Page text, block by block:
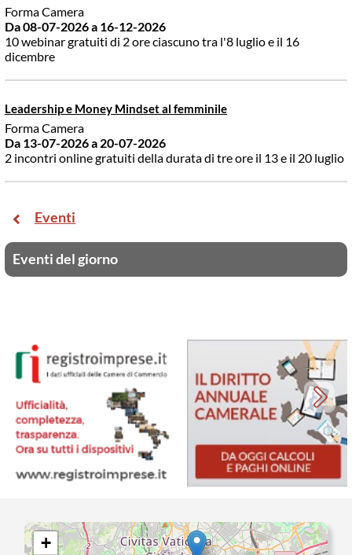
Forma Camera
Da 08-07-2026a 16-12-2026
10 webinar gratuiti di 2 ore ciascuno tra l'8 luglio e il 16
dicembre
Leadership e Money Mindset al femminile
Forma Camera
Da 13-07-2026a 20-07-2026
2 incontri online gratuiti della durata di tre ore il 13 e il 20 luglio
Eventi
Eventi del giorno
+